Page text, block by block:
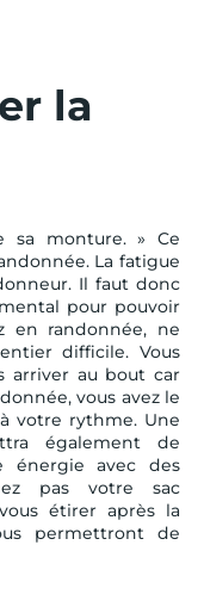
la
sa monture. » Ce
La fatigue
Il faut donc
pour pouvoir
en randonnée, ne
difficile. Vous
arriver au bout car
vous avez le
votre rythme. Une
également de
énergie avec des
pas votre sac
étirer après la
permettront de